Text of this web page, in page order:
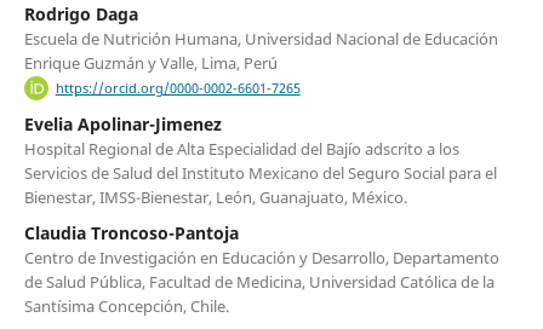
Rodrigo Daga
Escuela de Nutrición Humana, Universidad Nacional de Educación
Enrique Guzmán y Valle, Lima, Perú
https://orcid.org/0000-0002-6601-7265
Evelia Apolinar-Jimenez
Hospital Regional de Alta Especialidad del Bajío adscrito a los
Servicios de Salud del Instituto Mexicano del Seguro Social para el
Bienestar, IMSS-Bienestar, León, Guanajuato, México.
Claudia Troncoso-Pantoja
Centro de Investigación en Educación y Desarrollo, Departamento
de Salud Pública, Facultad de Medicina, Universidad Católica de la
Santísima Concepción, Chile.